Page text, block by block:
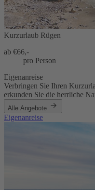
Kurzurlaub Rügen
ab €66,-
pro Person
Eigenanreise
Verbringen Sie Ihren
erkunden Sie die herrliche
Alle Angebote
Eigenanreise